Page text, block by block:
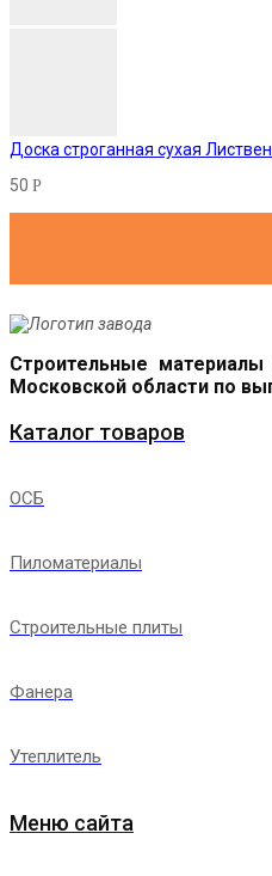
Доска строганная сухая Листвен...
50 Р
Строительные
Московской области по
Каталог товаров
ОСБ
Пиломатериалы
Строительные плиты
Фанера
Утеплитель
Меню сайта